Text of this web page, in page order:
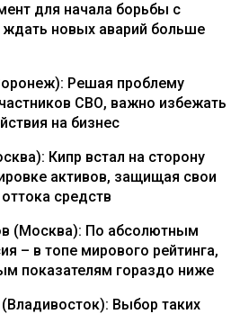
для начала борьбы с
новых аварий больше
Решая проблему
СВО, важно избежать
на бизнес
Кипр встал на сторону
активов, защищая свои
средств
(Москва): По абсолютным
– в топе мирового рейтинга,
показателям гораздо ниже
Выбор таких